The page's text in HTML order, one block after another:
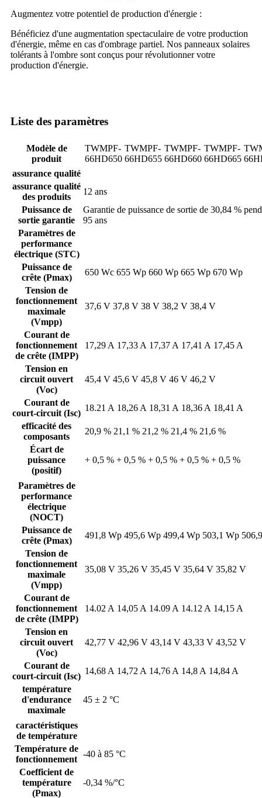
Augmentez votre potentiel de production d'énergie :
Bénéficiez d'une augmentation spectaculaire de votre production
d'énergie, même en cas d'ombrage partiel. Nos panneaux solaires
tolérants à l'ombre sont conçus pour révolutionner votre
production d'énergie.
Liste des paramètres
Modèle de
produit
TWMPF-
66HD650
TWMPF-
66HD655
TWMPF-
66HD660
TWMPF-
66HD665
assurance qualité
assurance qualité
des produits
12 ans
Puissance de
sortie garantie
Garantie de puissance de sortie de 30,84 %
95 ans
Paramètres de
performance
électrique (STC)
Puissance de
crête (Pmax)
650 Wc 655 Wp 660 Wp 665 Wp 670 Wp
Tension de
fonctionnement
maximale
(Vmpp)
37,6 V 37,8 V 38 V 38,2 V 38,4 V
Courant de
fonctionnement
de crête (IMPP)
17,29 A 17,33 A 17,37 A 17,41 A 17,45 A
Tension en
circuit ouvert
(Voc)
45,4 V 45,6 V 45,8 V 46 V 46,2 V
Courant de
court-circuit (Isc)
18.21 A 18,26 A 18,31 A 18,36 A 18,41 A
efficacité des
composants
20,9 % 21,1 % 21,2 % 21,4 % 21,6 %
Écart de
puissance
(positif)
+ 0,5 % + 0,5 % + 0,5 % + 0,5 % + 0,5 %
Paramètres de
performance
électrique
(NOCT)
Puissance de
crête (Pmax)
491,8 Wp 495,6 Wp 499,4 Wp 503,1 Wp
Tension de
fonctionnement
maximale
(Vmpp)
35,08 V 35,26 V 35,45 V 35,64 V 35,82 V
Courant de
fonctionnement
de crête (IMPP)
14.02 A 14,05 A 14.09 A 14.12 A 14,15 A
Tension en
circuit ouvert
(Voc)
42,77 V 42,96 V 43,14 V 43,33 V 43,52 V
Courant de
court-circuit (Isc)
14,68 A 14,72 A 14,76 A 14,8 A 14,84 A
température
d'endurance
maximale
45 ± 2 °C
caractéristiques
de température
Température de
fonctionnement
-40 à 85 °C
Coefficient de
température
(Pmax)
-0,34 %/°C